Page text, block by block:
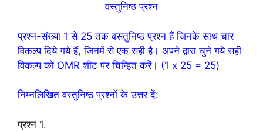
वस्तुनिष्ठ प्रश्न
प्रश्न-संख्या 1 से 25 तक वसतुनिष्ठ प्रश्न हैं जिनके साथ चार
विकल्प दिये गये हैं, जिनमें से एक सही है। अपने द्वारा चुने गये सही
विकल्प को OMR शीट पर चिन्हित करें। (1 x 25 = 25)
निम्नलिखित वस्तुनिष्ठ प्रश्नों के उत्तर दें:
प्रश्न 1.